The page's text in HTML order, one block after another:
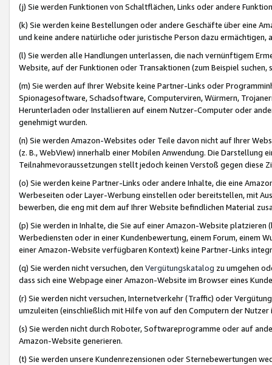
(j) Sie werden Funktionen von Schaltflächen, Links oder andere
(k) Sie werden keine Bestellungen oder andere Geschäfte über eine
und keine andere natürliche oder juristische Person dazu
(l) Sie werden alle Handlungen unterlassen, die nach vernünftigem
Website, auf der Funktionen oder Transaktionen (zum Beispiel
(m) Sie werden auf Ihrer Website keine Partner-Links oder
Spionagesoftware, Schadsoftware, Computerviren, Würmern,
Herunterladen oder Installieren auf einem Nutzer-Computer oder
genehmigt wurden.
(n) Sie werden Amazon-Websites oder Teile davon nicht auf Ihrer
(z. B., WebView) innerhalb einer Mobilen Anwendung. Die Darstellung
Teilnahmevoraussetzungen stellt jedoch keinen Verstoß gegen diese
(o) Sie werden keine Partner-Links oder andere Inhalte, die eine
Werbeseiten oder Layer-Werbung einstellen oder bereitstellen, mit
bewerben, die eng mit dem auf Ihrer Website befindlichen Material
(p) Sie werden in Inhalte, die Sie auf einer Amazon-Website
Werbediensten oder in einer Kundenbewertung, einem Forum, einem
einer Amazon-Website verfügbaren Kontext) keine Partner-Links
(q) Sie werden nicht versuchen, den Vergütungskatalog zu umgehen
dass sich eine Webpage einer Amazon-Website im Browser eines
(r) Sie werden nicht versuchen, Internetverkehr (Traffic) oder
umzuleiten (einschließlich mit Hilfe von auf den Computern der
(s) Sie werden nicht durch Roboter, Softwareprogramme oder auf
Amazon-Website generieren.
(t) Sie werden unsere Kundenrezensionen oder Sternebewertungen